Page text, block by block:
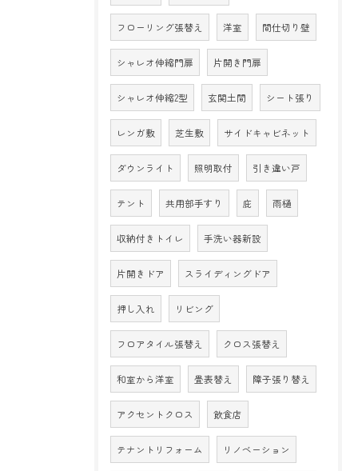
フローリング張替え 洋室 間仕切り壁
シャレオ伸縮門扉 片開き門扉
シャレオ伸縮2型 玄関土間 シート張り
レンガ敷 芝生敷 サイドキャビネット
ダウンライト 照明取付 引き違い戸
テント 共用部手すり 庇 雨樋
収納付きトイレ 手洗い器新設
片開きドア スライディングドア
押し入れ リビング
フロアタイル張替え クロス張替え
和室から洋室 畳表替え 障子張り替え
アクセントクロス 飲食店
テナントリフォーム リノベーション